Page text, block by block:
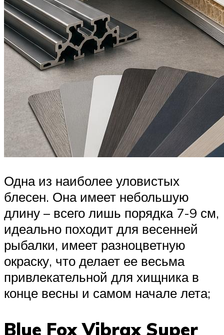
Одна из наиболее уловистых
блесен. Она имеет небольшую
длину – всего лишь порядка 7-9 см,
идеально походит для весенней
рыбалки, имеет разноцветную
окраску, что делает ее весьма
привлекательной для хищника в
конце весны и самом начале лета;
Blue Fox Vibrax Super